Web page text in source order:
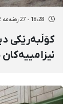
18:28 - 27 رەشەمه 2712
کۆڵبەرێکی
نیزامییەکان